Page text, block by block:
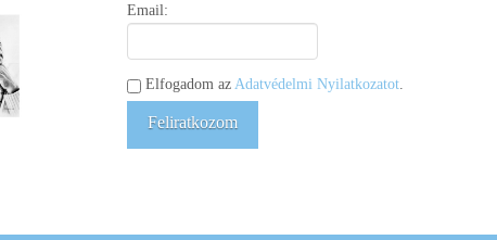
Email:
Elfogadom azAdatvédelmi Nyilatkozatot.
Feliratkozom